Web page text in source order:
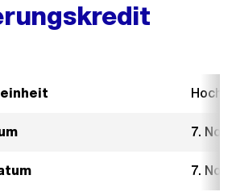
7.
7.